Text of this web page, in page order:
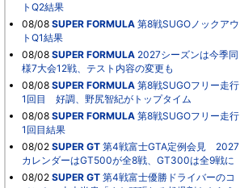
トQ2結果
08/08 SUPER FORMULA 第8戦SUGOノックアウ
トQ1結果
08/08 SUPER FORMULA 2027シーズンは今季同
様7大会12戦、テスト内容の変更も
08/08 SUPER FORMULA 第8戦SUGOフリー走行
1回目 好調、野尻智紀がトップタイム
08/08 SUPER FORMULA 第8戦SUGOフリー走行
1回目結果
08/02 SUPER GT 第4戦富士GTA定例会見 2027
カレンダーはGT500が全8戦、GT300は全9戦に
08/02 SUPER GT 第4戦富士優勝ドライバーのコ